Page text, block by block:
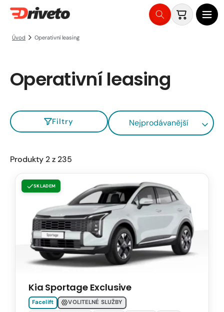
na
Košík
Úvod Operativní leasing
Operativní leasing
Filtry Nejprodávanější
Produkty 2 z 235
KIA
Sportage
Exclusive
DCT
Natural
SKLADEM
Kia Sportage Exclusive
Facelift
VOLITELNÉ SLUŽBY